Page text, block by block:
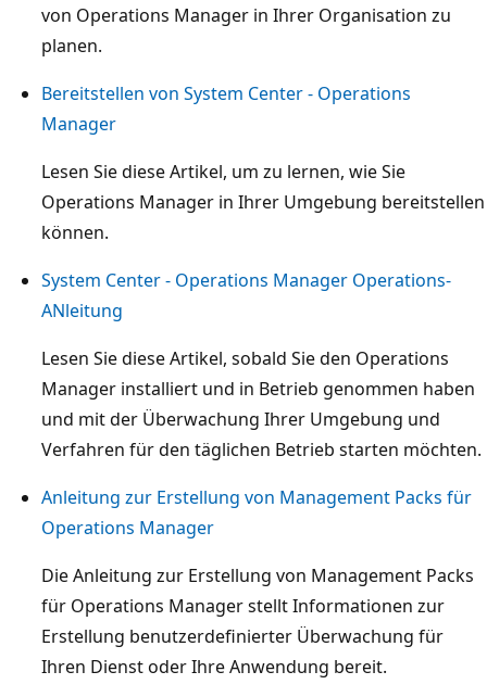
von Operations Manager in Ihrer Organisation zu
planen.
Bereitstellen von System Center - Operations
Manager
Lesen Sie diese Artikel, um zu lernen, wie Sie
Operations Manager in Ihrer Umgebung bereitstellen
können.
System Center - Operations Manager Operations-
ANleitung
Lesen Sie diese Artikel, sobald Sie den Operations
Manager installiert und in Betrieb genommen haben
und mit der Überwachung Ihrer Umgebung und
Verfahren für den täglichen Betrieb starten möchten.
Anleitung zur Erstellung von Management Packs für
Operations Manager
Die Anleitung zur Erstellung von Management Packs
für Operations Manager stellt Informationen zur
Erstellung benutzerdefinierter Überwachung für
Ihren Dienst oder Ihre Anwendung bereit.